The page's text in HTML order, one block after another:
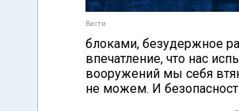
Вести
блоками, безудержное
впечатление, что нас
вооружений мы себя
не можем. И